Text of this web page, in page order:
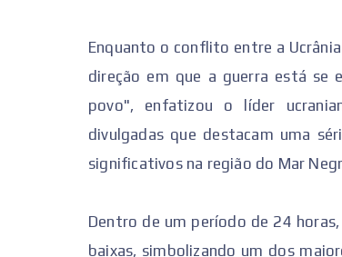
Enquanto o conflito entre a
direção em que a guerra está se
povo", enfatizou o líder
divulgadas que destacam uma
significativos na região do Mar
Dentro de um período de 24
baixas, simbolizando um dos